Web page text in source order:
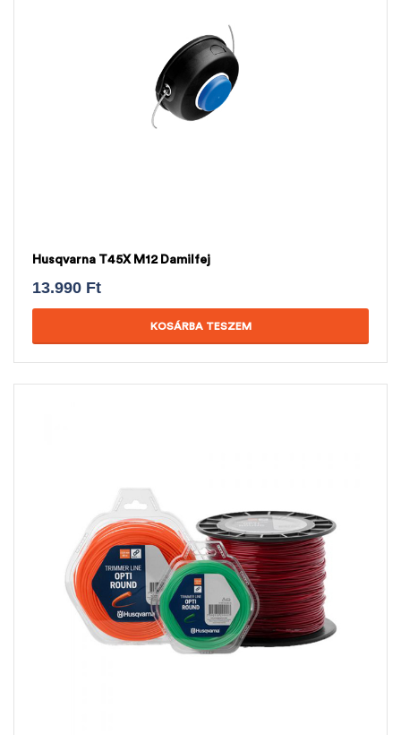
Husqvarna T45X M12 Damilfej
13.990 Ft
KOSÁRBA TESZEM